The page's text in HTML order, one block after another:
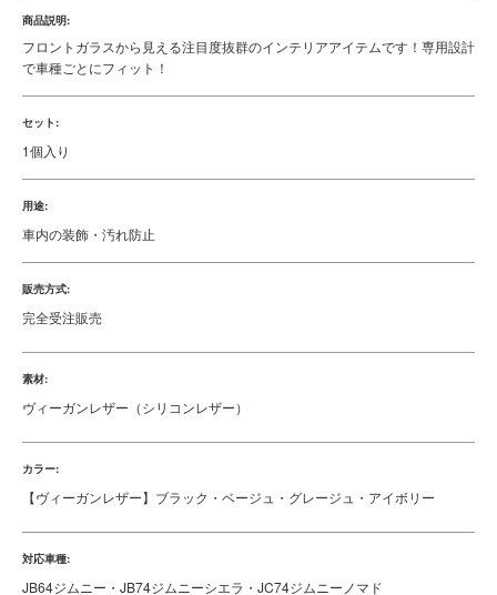
商品説明:
フロントガラスから見える注目度抜群のインテリアアイテムです！専用設計
で車種ごとにフィット！
セット:
1個入り
用途:
車内の装飾・汚れ防止
販売方式:
完全受注販売
素材:
ヴィーガンレザー（シリコンレザー）
カラー:
【ヴィーガンレザー】ブラック・ベージュ・グレージュ・アイボリー
対応車種:
JB64ジムニー・JB74ジムニーシエラ・JC74ジムニーノマド